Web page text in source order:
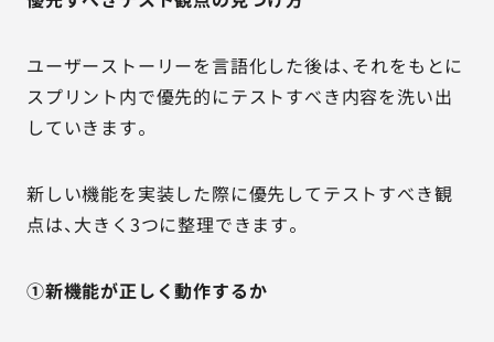
ユーザーストーリーを言語化した後は、それをもとに
スプリント内で優先的にテストすべき内容を洗い出
していきます。
新しい機能を実装した際に優先してテストすべき観
点は、大きく3つに整理できます。
①新機能が正しく動作するか